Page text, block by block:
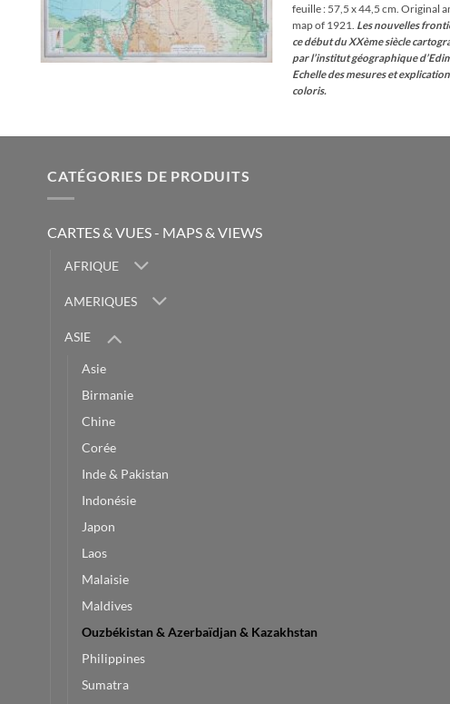
feuille : 57,5 x 44,5 cm. Original
map of 1921. Les nouvelles
ce début du XXème siècle
par l’institut géographique
Echelle des mesures et
coloris.
CATÉGORIES DE PRODUITS
CARTES & VUES - MAPS & VIEWS
AFRIQUE
AMERIQUES
ASIE
Asie
Birmanie
Chine
Corée
Inde & Pakistan
Indonésie
Japon
Laos
Malaisie
Maldives
Ouzbékistan & Azerbaïdjan & Kazakhstan
Philippines
Sumatra